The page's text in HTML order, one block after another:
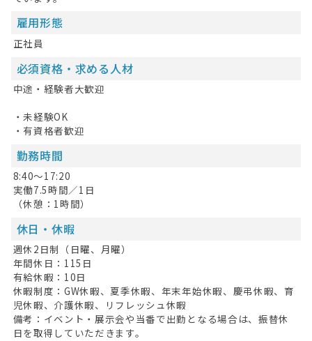
HOME
無料会員登録
ログイン
キープした求人
最近見た求人
お問い合わせ
掲載希望の方へ
雇用形態
正社員
必須資格・求める人材
中途・経験者大歓迎
・未経験OK
・有資格者歓迎
勤務時間
8:40～17:20
実働7.5時間／1日
（休憩：1時間）
休日・休暇
週休2日制（日曜、月曜）
年間休日：115日
有給休暇：10日
休暇制度：GW休暇、夏季休暇、年末年始休暇、慶弔休暇、育
児休暇、介護休暇、リフレッシュ休暇
備考：イベント・展示会や当番で出勤となる場合は、振替休
日を取得していただきます。